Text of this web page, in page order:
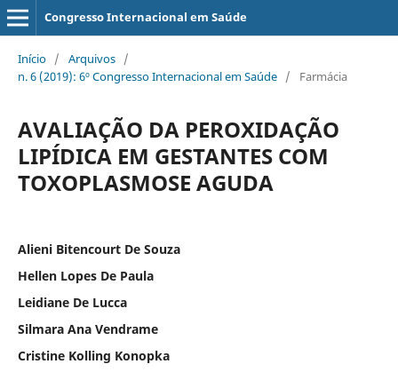
Congresso Internacional em Saúde
Início / Arquivos /
n. 6 (2019): 6º Congresso Internacional em Saúde / Farmácia
AVALIAÇÃO DA PEROXIDAÇÃO
LIPÍDICA EM GESTANTES COM
TOXOPLASMOSE AGUDA
Alieni Bitencourt De Souza
Hellen Lopes De Paula
Leidiane De Lucca
Silmara Ana Vendrame
Cristine Kolling Konopka